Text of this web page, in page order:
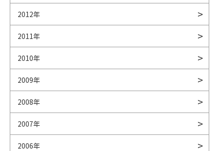
2012年
2011年
2010年
2009年
2008年
2007年
2006年